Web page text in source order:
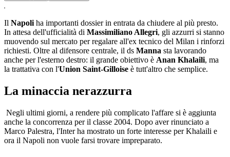
Il Napoli ha importanti dossier in entrata da chiudere al più presto.
In attesa dell'ufficialità di Massimiliano Allegri, gli azzurri si stanno
muovendo sul mercato per regalare all'ex tecnico del Milan i rinforzi
richiesti. Oltre al difensore centrale, il ds Manna sta lavorando
anche per l'esterno destro: il grande obiettivo è Anan Khalaili, ma
la trattativa con l'Union Saint-Gilloise è tutt'altro che semplice.
La minaccia nerazzurra
Negli ultimi giorni, a rendere più complicato l'affare si è aggiunta
anche la concorrenza per il classe 2004. Dopo aver rinunciato a
Marco Palestra, l'Inter ha mostrato un forte interesse per Khalaili e
ora il Napoli non vuole farsi trovare impreparato.